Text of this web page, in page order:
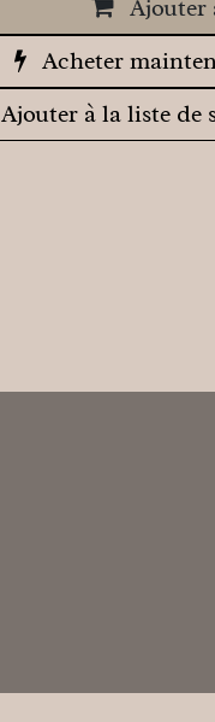
Ajouter
Acheter
Ajouter à la liste de